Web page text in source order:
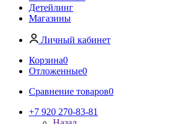
Детейлинг
Магазины
Личный кабинет
Корзина0
Отложенные0
Сравнение товаров0
+7 920 270-83-81